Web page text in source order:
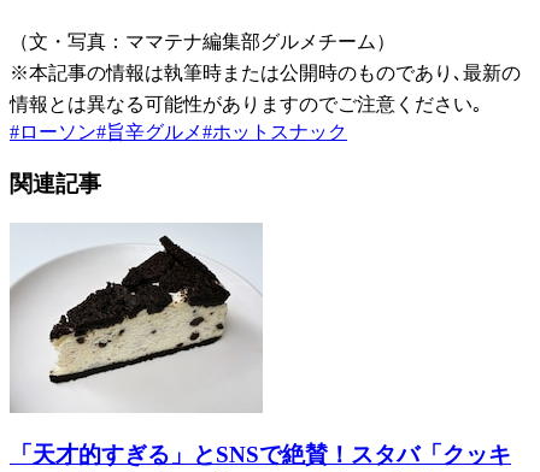
（文・写真：ママテナ編集部グルメチーム）
※本記事の情報は執筆時または公開時のものであり､最新の
情報とは異なる可能性がありますのでご注意ください｡
#ローソン#旨辛グルメ#ホットスナック
関連記事
「天才的すぎる」とSNSで絶賛！スタバ「クッキ